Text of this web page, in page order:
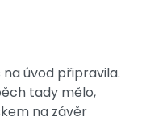
úvod připravila.
tady mělo,
na závěr